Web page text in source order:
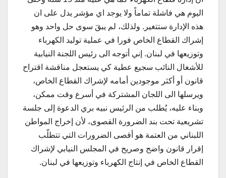
اليوم هي فاشلة تماماً ولا يوجد اي مؤشر يدل على ان
هذه الإدارة ستتغير. ولذلك، لم يبقَ سوى حل واحد وهو
إشراك القطاع الخاص فورا في عملية توليد الكهرباء
وتوزيعها في لبنان. إني أتوجه الى رئيس اللجنة النيابية
للأشغال النائب سجيع عطية كي يستعجل مناقشة اقتراح
قانون أو أكثر موجودين أمامه لإشراك القطاع الخاص،
ويرسلها الى اللجان المشتركة في أسرع وقت ممكن،
وبناء عليه، يُطلب من الرئيس نبيه بري الدعوة إلى جلسة
تشريعية تحت بند الضرورة القصوى، لأن إخراج المواطن
اللبناني من العتمة هو أقصى الضرورات التي تتطلّب
إقرار قانون واضح وصريح في المجلس النيابي لإشراك
القطاع الخاص في إنتاج الكهرباء وتوزيعها في لبنان.